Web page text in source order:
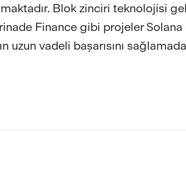
Blok zinciri teknolojisi
Finance gibi projeler
uzun vadeli başarısını